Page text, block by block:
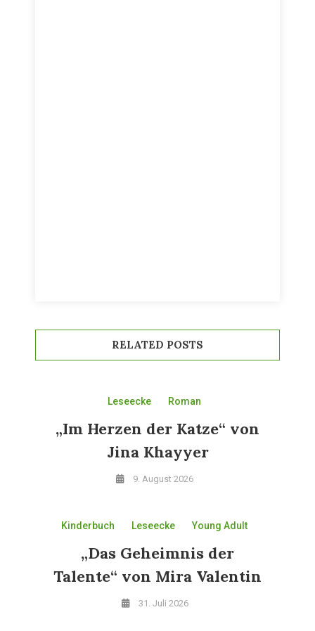
RELATED POSTS
Leseecke Roman
„Im Herzen der Katze“ von
Jina Khayyer
9. August 2026
Kinderbuch Leseecke Young Adult
„Das Geheimnis der
Talente“ von Mira Valentin
31. Juli 2026